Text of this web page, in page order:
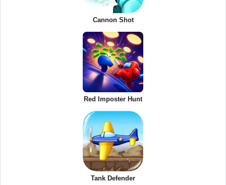
Cannon Shot
Red Imposter Hunt
Tank Defender